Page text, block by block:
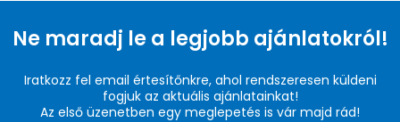
Ne maradj le a legjobb ajánlatokról!
Iratkozz fel email értesítőnkre, ahol rendszeresen küldeni
fogjuk az aktuális ajánlatainkat!
Az első üzenetben egy meglepetés is vár majd rád!